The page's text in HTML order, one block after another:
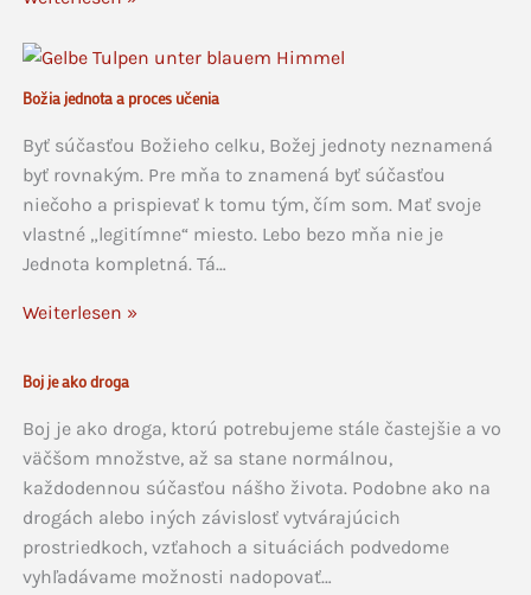
Božia jednota a proces učenia
Byť súčasťou Božieho celku, Božej jednoty neznamená
byť rovnakým. Pre mňa to znamená byť súčasťou
niečoho a prispievať k tomu tým, čím som. Mať svoje
vlastné „legitímne“ miesto. Lebo bezo mňa nie je
Jednota kompletná. Tá…
Weiterlesen »
Boj je ako droga
Boj je ako droga, ktorú potrebujeme stále častejšie a vo
väčšom množstve, až sa stane normálnou,
každodennou súčasťou nášho života. Podobne ako na
drogách alebo iných závislosť vytvárajúcich
prostriedkoch, vzťahoch a situáciách podvedome
vyhľadávame možnosti nadopovať…